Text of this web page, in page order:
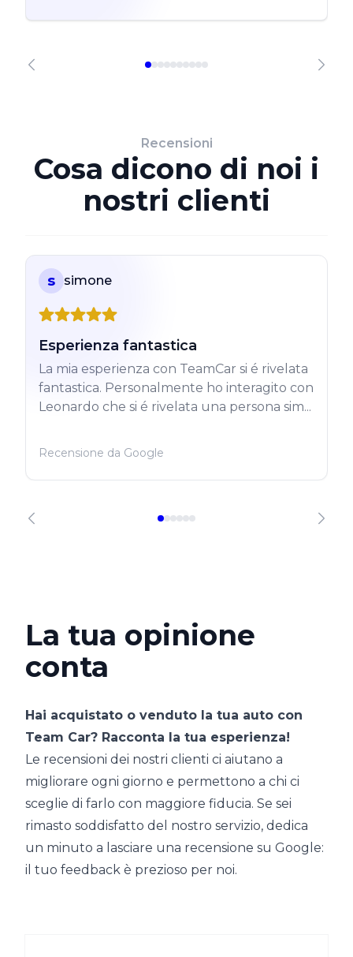
Recensioni
Cosa dicono di noi i
nostri clienti
s simone
Esperienza fantastica
La mia esperienza con TeamCar si é rivelata
fantastica. Personalmente ho interagito con
Leonardo che si é rivelata una persona sim...
Recensione da Google
La tua opinione
conta
Hai acquistato o venduto la tua auto con
Team Car? Racconta la tua esperienza!
Le recensioni dei nostri clienti ci aiutano a
migliorare ogni giorno e permettono a chi ci
sceglie di farlo con maggiore fiducia. Se sei
rimasto soddisfatto del nostro servizio, dedica
un minuto a lasciare una recensione su Google:
il tuo feedback è prezioso per noi.